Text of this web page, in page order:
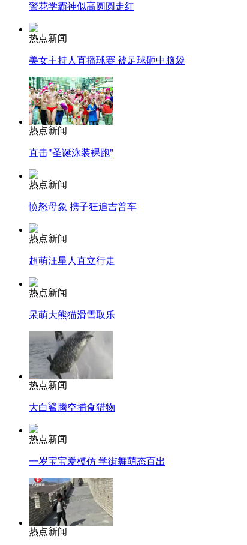
警花学霸神似高圆圆走红
热点新闻
美女主持人直播球赛 被足球砸中脑袋
热点新闻
直击"圣诞泳装裸跑"
热点新闻
愤怒母象 携子狂追吉普车
热点新闻
超萌汪星人直立行走
热点新闻
呆萌大熊猫滑雪取乐
热点新闻
大白鲨腾空捕食猎物
热点新闻
一岁宝宝爱模仿 学街舞萌态百出
热点新闻